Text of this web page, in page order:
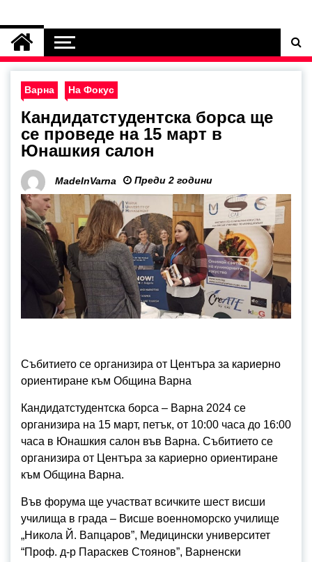
Варна На Фокус
Кандидатстудентска борса ще
се проведе на 15 март в
Юнашкия салон
MadeInVarna Преди 2 години
Събитието се организира от Центъра за кариерно
ориентиране към Община Варна
Кандидатстудентска борса – Варна 2024 се
организира на 15 март, петък, от 10:00 часа до 16:00
часа в Юнашкия салон във Варна. Събитието се
организира от Центъра за кариерно ориентиране
към Община Варна.
Във форума ще участват всичките шест висши
училища в града – Висше военноморско училище
„Никола Й. Вапцаров”, Медицински университет
“Проф. д-р Параскев Стоянов”, Варненски